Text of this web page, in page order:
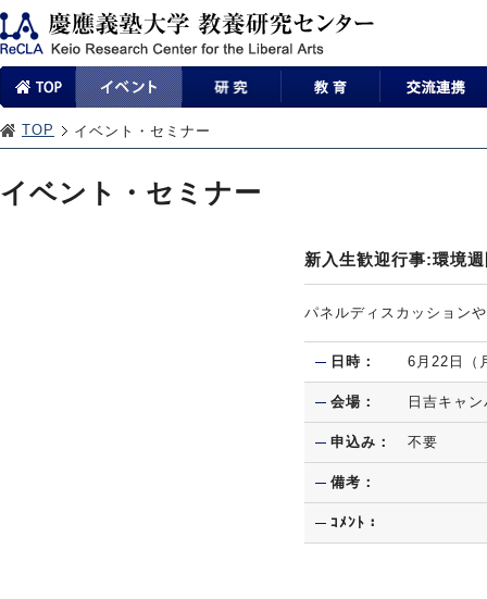
TOP イベント・セミナー
イベント・セミナー
新入生歓迎行事:環境
パネルディスカッション
日時： 6月22日
会場： 日吉キャ
申込み： 不要
備考：
ｺﾒﾝﾄ：